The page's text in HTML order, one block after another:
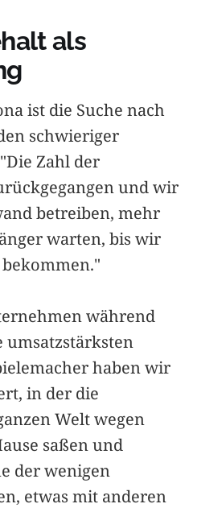
als
ist die Suche nach
schwieriger
Zahl der
und wir
betreiben, mehr
warten, bis wir
während
umsatzstärksten
haben wir
in der die
Welt wegen
saßen und
der wenigen
etwas mit anderen